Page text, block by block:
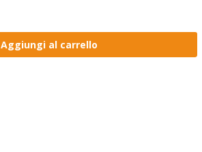
Aggiungi al carrello